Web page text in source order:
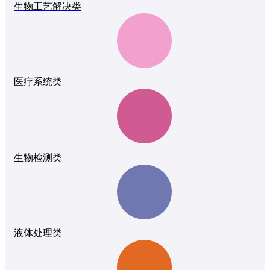
生物工艺解决类
医疗系统类
生物检测类
液体处理类